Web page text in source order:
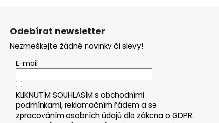
n
j
í
t
?
HLEDAT
Odebírat newsletter
Nezmeškejte žádné novinky či slevy!
E-mail
KLIKNUTÍM SOUHLASÍM s obchodními
podmínkami,reklamačním řádem a se
zpracováním osobních údajů dle zákona oGDPR.